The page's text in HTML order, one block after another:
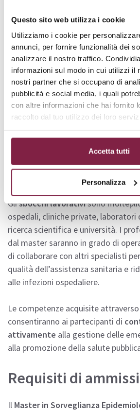
Questo sito web utilizza i cookie
Utilizziamo i cookie per
annunci, per fornire funzionalità dei
analizzare il nostro traffico.
informazioni sul modo in cui utilizzi il
nostri partner che si occupano di
pubblicità e social media, i quali
con altre informazioni che hai fornito
raccolto dal tuo utilizzo dei loro servizi.
Accetta tutti
Personalizza
durante il corso. Gli esami si
Sbocchi lavorativi
IlMaster in Sorveglianza
delle infezioni correlate
Pegasoprepara i partecipanti a
nel settore pubblico che privato.
formate dal master includono
biologi, farmacisti, tecnici sanitari
biomedico e altre professioni
Glisbocchi lavorativisono
ospedali, cliniche private, laboratori
ricerca scientifica e università. I
dal master saranno in grado di
di collaborare con altri specialisti
qualità dell’assistenza sanitaria e
alle infezioni ospedaliere.
Le competenze acquisite
consentiranno ai partecipanti di
attivamente alla gestione delle
alla promozione della salute
Requisiti di
Il Master in Sorveglianza